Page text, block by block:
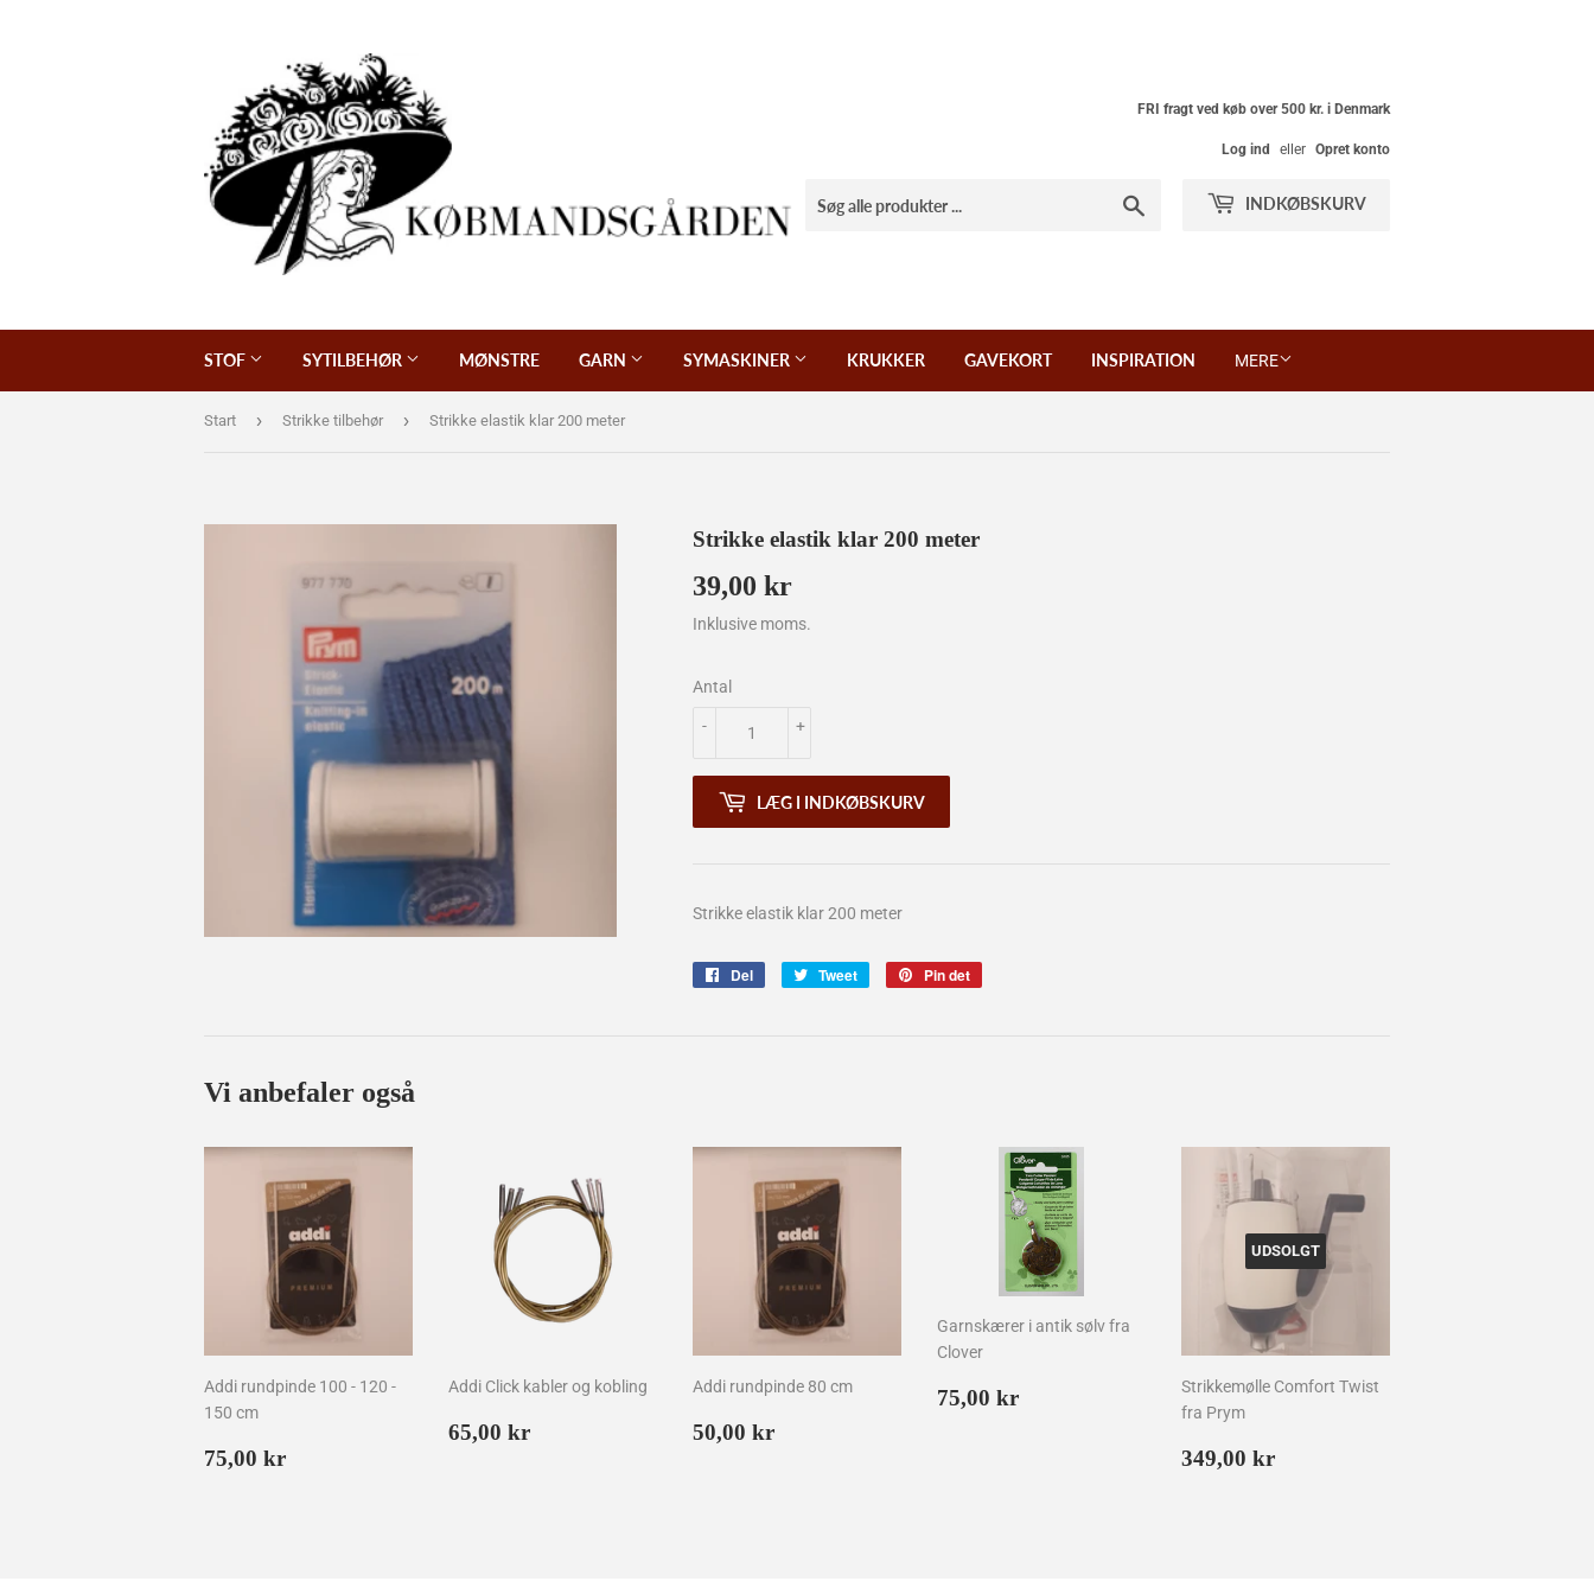
FRI fragt ved køb over 500 kr. i Denmark
Log ind eller Opret konto
INDKØBSKURV
STOF SYTILBEHØR MØNSTRE GARN SYMASKINER KRUKKER GAVEKORT INSPIRATION MERE
Start › Strikke tilbehør › Strikke elastik klar 200 meter
Strikke elastik klar 200 meter
39,00 kr
kr
Inklusive moms.
Antal
+
-
LÆG I INDKØBSKURV
Strikke elastik klar 200 meter
Del Tweet
Tweet
Pin det
Vi anbefaler også
Addi rundpinde 100 - 120 -
150 cm
Normalpris
75,00 kr
Addi Click kabler og kobling
Normalpris
65,00 kr
Addi rundpinde 80 cm
Normalpris
50,00 kr
Garnskærer i antik sølv fra
Clover
Normalpris
75,00 kr
UDSOLGT
Strikkemølle Comfort Twist
fra Prym
Normalpris
349,00 kr